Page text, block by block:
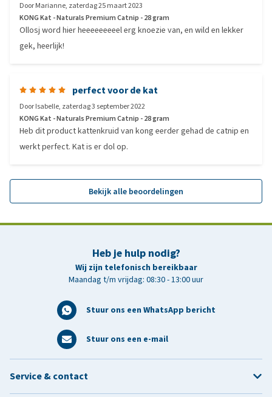
DoorMarianne, zaterdag 25 maart 2023
KONG Kat - Naturals Premium Catnip - 28 gram
Ollosj word hier heeeeeeeeel erg knoezie van, en wild en lekker
gek, heerlijk!
perfect voor de kat
DoorIsabelle, zaterdag 3 september 2022
KONG Kat - Naturals Premium Catnip - 28 gram
Heb dit product kattenkruid van kong eerder gehad de catnip en
werkt perfect. Kat is er dol op.
Bekijk alle beoordelingen
Heb je hulp nodig?
Wij zijn telefonisch bereikbaar
Maandag t/m vrijdag: 08:30 - 13:00 uur
Stuur ons een WhatsApp bericht
Stuur ons een e-mail
Service & contact